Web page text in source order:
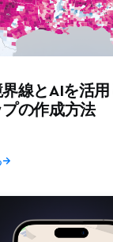
線とAIを活
の作成方法
→